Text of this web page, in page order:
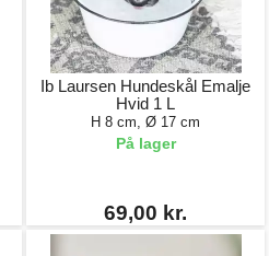
Ib Laursen Hundeskål Emalje
Hvid 1 L
H 8 cm, Ø 17 cm
På lager
69,00 kr.